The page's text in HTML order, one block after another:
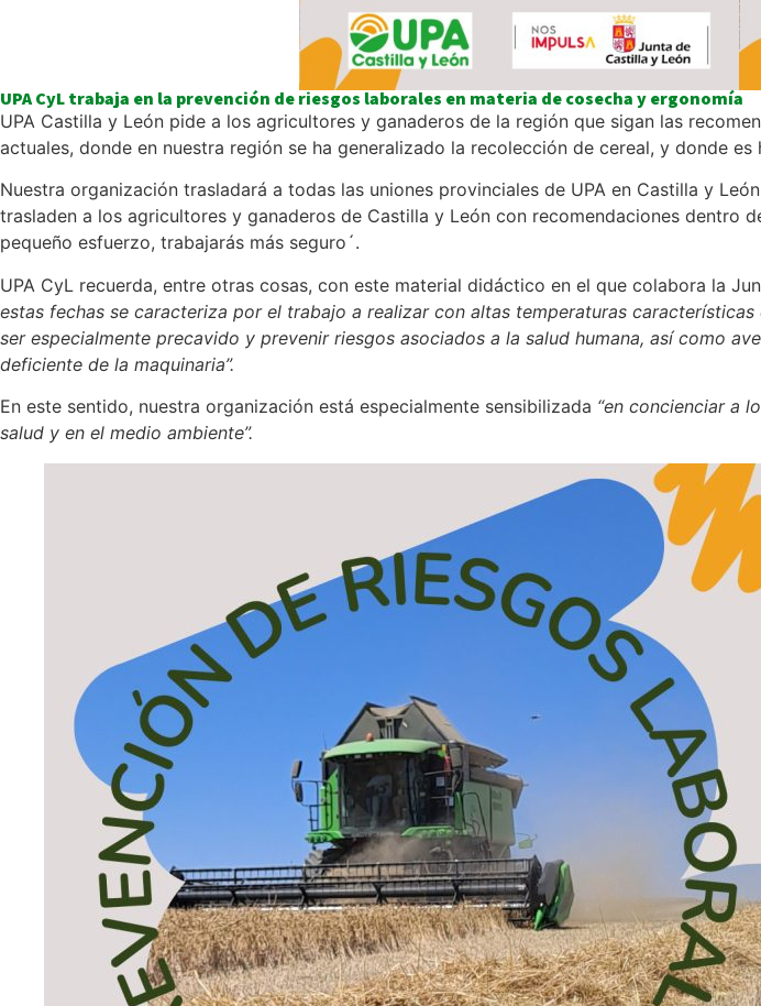
UPA CyL trabaja en la prevención de riesgos laborales en materia de cosecha y ergonomía
UPA Castilla y León pide a los agricultores y ganaderos de la región que sigan las
actuales, donde en nuestra región se ha generalizado la recolección de cereal, y donde
Nuestra organización trasladará a todas las uniones provinciales de UPA en Castilla y
trasladen a los agricultores y ganaderos de Castilla y León con recomendaciones
pequeño esfuerzo, trabajarás más seguro´.
UPA CyL recuerda, entre otras cosas, con este material didáctico en el que colabora la
estas fechas se caracteriza por el trabajo a realizar con altas temperaturas características
ser especialmente precavido y prevenir riesgos asociados a la salud humana, así como
deficiente de la maquinaria”.
En este sentido, nuestra organización está especialmente sensibilizada “en concienciar a
salud y en el medio ambiente”.